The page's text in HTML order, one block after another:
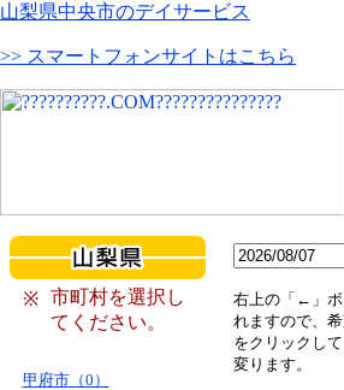
山梨県中央市のデイサービス
>> スマートフォンサイトはこちら
※
市町村を選択し
てください。
甲府市（0）
右上の「←」ボ
れますので、
をクリックし
変ります。